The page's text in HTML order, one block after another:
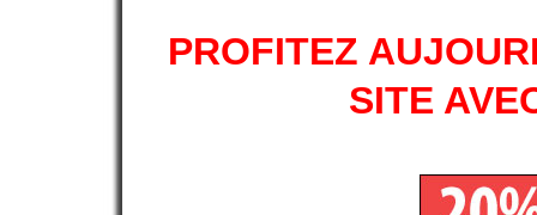
PROFITEZ
SITE